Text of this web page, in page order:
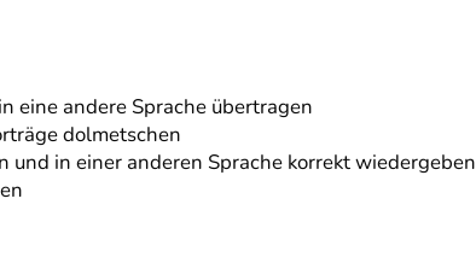
eine andere Sprache übertragen
dolmetschen
in einer anderen Sprache korrekt wiedergeben